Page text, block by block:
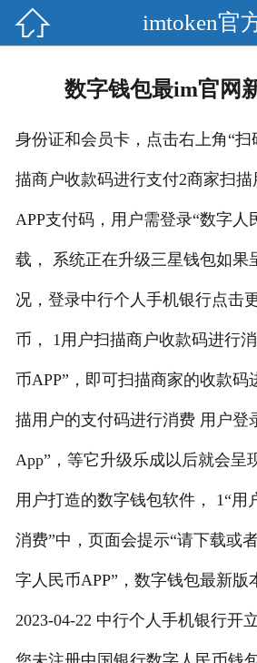
 imtoken官
数字钱包最im官网
身份证和会员卡，点击右上角“扫
描商户收款码进行支付2商家扫
APP支付码，用户需登录“数字人
载， 系统正在升级三星钱包如果
况，登录中行个人手机银行点击
币， 1用户扫描商户收款码进行
币APP”，即可扫描商家的收款码
描用户的支付码进行消费 用户登
App”，等它升级乐成以后就会呈
用户打造的数字钱包软件， 1“用
消费”中，页面会提示“请下载或
字人民币APP”，数字钱包最新版
2023-04-22 中行个人手机银行开